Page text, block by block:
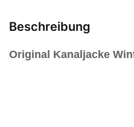
Beschreibung
Original Kanaljacke